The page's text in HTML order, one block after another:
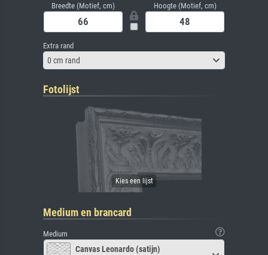
Breedte (Motief, cm) Hoogte (Motief, cm)
Extra rand
0 cm rand
Fotolijst
Medium en brancard
Medium
Canvas Leonardo (satijn)